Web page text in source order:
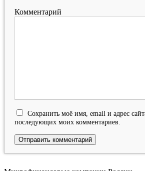
Комментарий
Сохранить моё имя, email и адрес
последующих моих комментариев.